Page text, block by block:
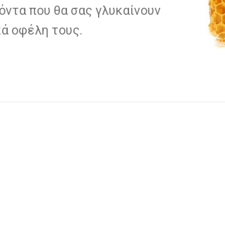
που θα σας γλυκαίνουν
οφέλη τους.